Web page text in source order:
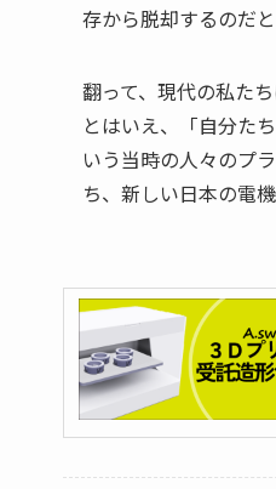
存から脱却するのだ
翻って、現代の私た
とはいえ、「自分た
いう当時の人々のプ
ち、新しい日本の電